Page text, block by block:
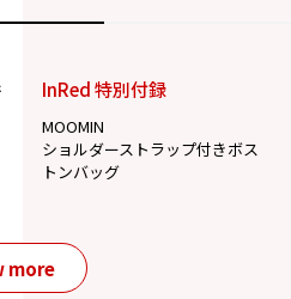
InRed 特別付録
MOOMIN
ショルダーストラップ付きボス
トンバッグ
more